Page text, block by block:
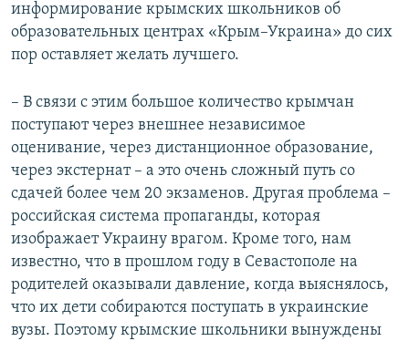
информирование крымских школьников об
образовательных центрах «Крым–Украина» до сих
пор оставляет желать лучшего.
– В связи с этим большое количество крымчан
поступают через внешнее независимое
оценивание, через дистанционное образование,
через экстернат – а это очень сложный путь со
сдачей более чем 20 экзаменов. Другая проблема –
российская система пропаганды, которая
изображает Украину врагом. Кроме того, нам
известно, что в прошлом году в Севастополе на
родителей оказывали давление, когда выяснялось,
что их дети собираются поступать в украинские
вузы. Поэтому крымские школьники вынуждены